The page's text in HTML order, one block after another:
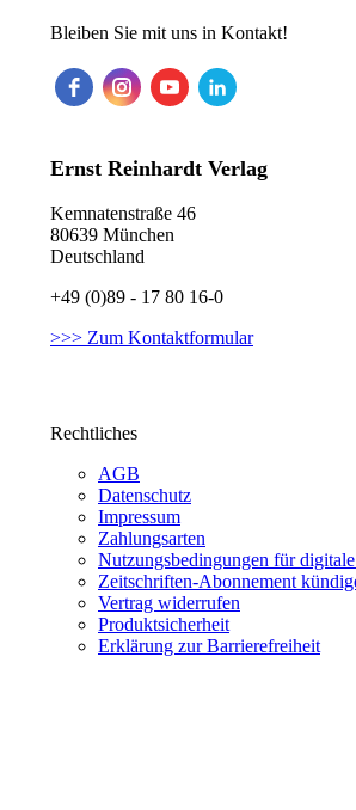
Bleiben Sie mit uns in Kontakt!
Ernst Reinhardt Verlag
Kemnatenstraße 46
80639 München
Deutschland
+49 (0)89 - 17 80 16-0
>>> Zum Kontaktformular
Rechtliches
AGB
Datenschutz
Impressum
Zahlungsarten
Nutzungsbedingungen für
Zeitschriften-Abonnement
Vertrag widerrufen
Produktsicherheit
Erklärung zur Barrierefreiheit